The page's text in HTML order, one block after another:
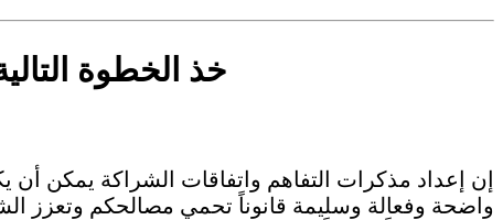
خذ الخطوة
إن إعداد مذكرات التفاهم واتفاقات الشراكة يمكن أن
واضحة وفعالة وسليمة قانوناً تحمي مصالحكم وتعزز